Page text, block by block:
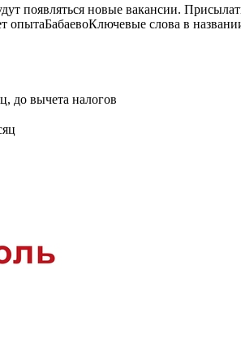
появляться новые вакансии.
опытаБабаевоКлючевые слова в
до вычета налогов